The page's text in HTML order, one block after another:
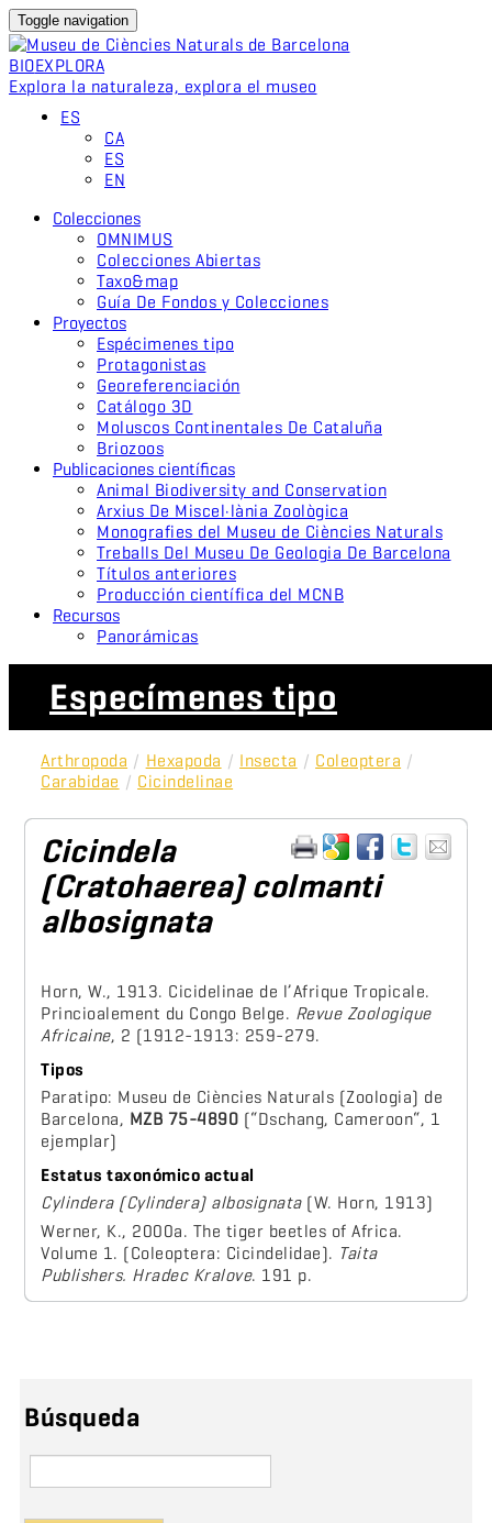
Toggle navigation
BIOEXPLORA
Explora la naturaleza, explora el museo
ES
CA
ES
EN
Colecciones
OMNIMUS
Colecciones Abiertas
Taxo&map
Guía De Fondos y Colecciones
Proyectos
Espécimenes tipo
Protagonistas
Georeferenciación
Catálogo 3D
Moluscos Continentales De Cataluña
Briozoos
Publicaciones científicas
Animal Biodiversity and Conservation
Arxius De Miscel·lània Zoològica
Monografies del Museu de Ciències Naturals
Treballs Del Museu De Geologia De Barcelona
Títulos anteriores
Producción científica del MCNB
Recursos
Panorámicas
Especímenes tipo
Arthropoda / Hexapoda / Insecta / Coleoptera /
Carabidae / Cicindelinae
Cicindela
(Cratohaerea) colmanti
albosignata
Horn, W., 1913. Cicidelinae de l’Afrique Tropicale.
Princioalement du Congo Belge. Revue Zoologique
Africaine, 2 (1912-1913: 259-279.
Tipos
Paratipo: Museu de Ciències Naturals (Zoologia) de
Barcelona, MZB 75-4890 (“Dschang, Cameroon“, 1
ejemplar)
Estatus taxonómico actual
Cylindera (Cylindera) albosignata(W. Horn, 1913)
Werner, K., 2000a. The tiger beetles of Africa.
Volume 1. (Coleoptera: Cicindelidae). Taita
Publishers. Hradec Kralove. 191 p.
Búsqueda